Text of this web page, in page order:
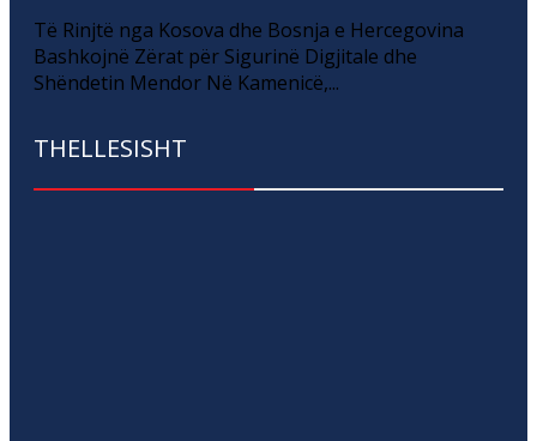
Të Rinjtë nga Kosova dhe Bosnja e Hercegovina
Bashkojnë Zërat për Sigurinë Digjitale dhe
Shëndetin Mendor Në Kamenicë,...
THELLESISHT